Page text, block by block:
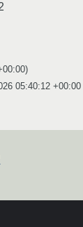
)
05:40:12 +00:00